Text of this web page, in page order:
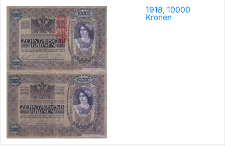
1918, 10000
Kronen